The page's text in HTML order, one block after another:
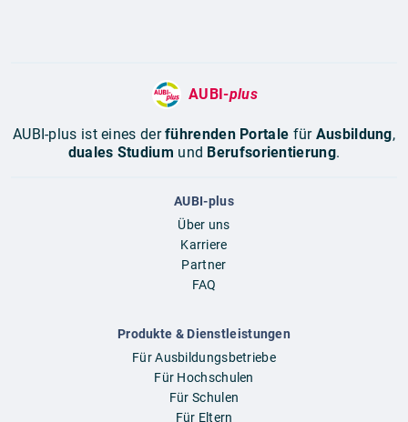
AUBI-plus
AUBI-plus ist eines derführenden Portale für Ausbildung,
duales Studium und Berufsorientierung.
AUBI-plus
Über uns
Karriere
Partner
FAQ
Produkte & Dienstleistungen
Für Ausbildungsbetriebe
Für Hochschulen
Für Schulen
Für Eltern